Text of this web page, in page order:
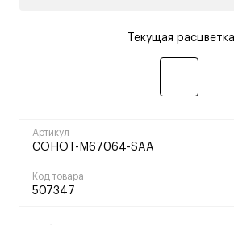
Текущая расцветка
Артикул
COHOT-M67064-SAA
Код товара
507347